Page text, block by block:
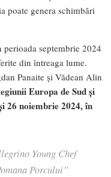
poate genera schimbări
septembrie 2024
din întreaga lume.
Panaite și Vădean Alin
Europa de Sud și
26 noiembrie 2024, în
Young Chef
Porcului”